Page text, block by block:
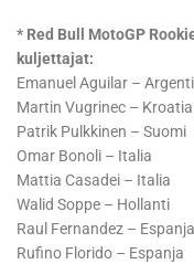
* Red Bull MotoGP
kuljettajat:
Emanuel Aguilar –
Martin Vugrinec – Kroatia
Patrik Pulkkinen – Suomi
Omar Bonoli – Italia
Mattia Casadei – Italia
Walid Soppe – Hollanti
Raul Fernandez – Espanja
Rufino Florido – Espanja